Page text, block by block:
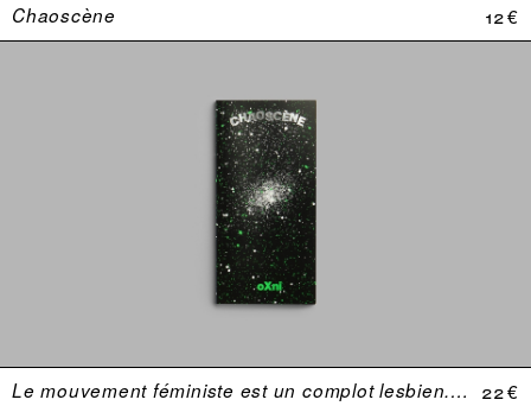
Chaoscène 12 €
Le mouvement féministe est un complot lesbien. Une anthologie (USA 1969–1974) 22 €